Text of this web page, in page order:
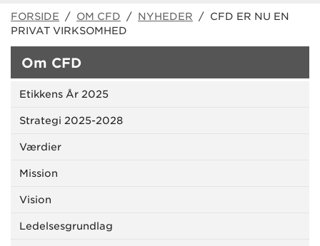
FORSIDE / OM CFD / NYHEDER / CFD ER NU EN
PRIVAT VIRKSOMHED
Om CFD
Etikkens År 2025
Strategi 2025-2028
Værdier
Mission
Vision
Ledelsesgrundlag